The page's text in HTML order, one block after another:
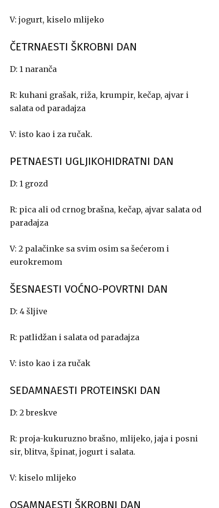
V: jogurt, kiselo mlijeko
ČETRNAESTI ŠKROBNI DAN
D: 1 naranča
R: kuhani grašak, riža, krumpir, kečap, ajvar i
salata od paradajza
V: isto kao i za ručak.
PETNAESTI UGLJIKOHIDRATNI DAN
D: 1 grozd
R: pica ali od crnog brašna, kečap, ajvar salata od
paradajza
V: 2 palačinke sa svim osim sa šećerom i
eurokremom
ŠESNAESTI VOĆNO-POVRTNI DAN
D: 4 šljive
R: patlidžan i salata od paradajza
V: isto kao i za ručak
SEDAMNAESTI PROTEINSKI DAN
D: 2 breskve
R: proja-kukuruzno brašno, mlijeko, jaja i posni
sir, blitva, špinat, jogurt i salata.
V: kiselo mlijeko
OSAMNAESTI ŠKROBNI DAN